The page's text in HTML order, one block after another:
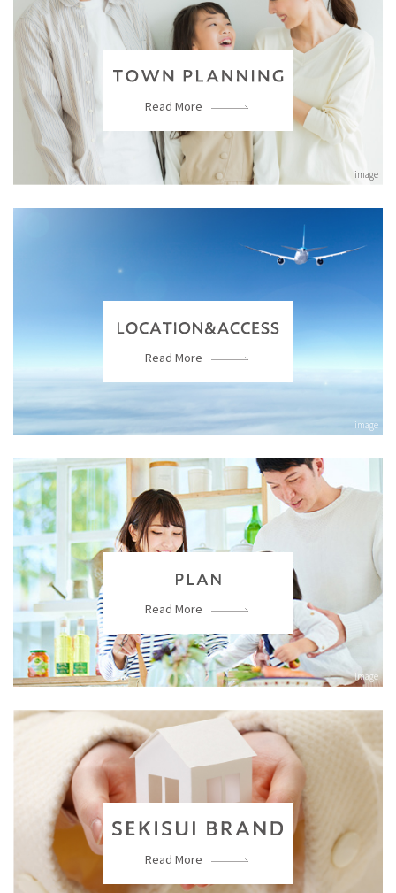
image
Read More
image
Read More
image
Read More
Read More